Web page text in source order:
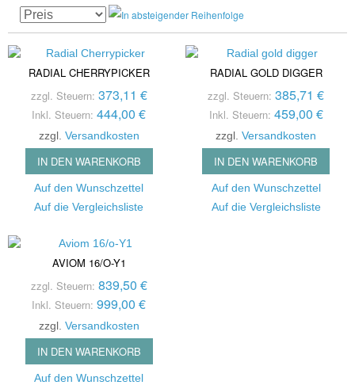
RADIAL CHERRYPICKER
zzgl. Steuern: 373,11 €
Inkl. Steuern: 444,00 €
zzgl. Versandkosten
IN DEN WARENKORB
Auf den Wunschzettel
Auf die Vergleichsliste
RADIAL GOLD DIGGER
zzgl. Steuern: 385,71 €
Inkl. Steuern: 459,00 €
zzgl.Versandkosten
IN DEN WARENKORB
Auf den Wunschzettel
Auf die Vergleichsliste
AVIOM 16/O-Y1
zzgl. Steuern: 839,50 €
Inkl. Steuern: 999,00 €
zzgl. Versandkosten
IN DEN WARENKORB
Auf den Wunschzettel